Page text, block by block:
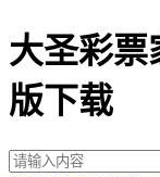
大圣彩票
版下载